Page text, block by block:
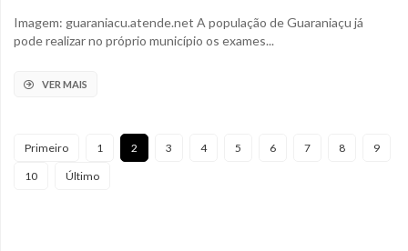
Imagem: guaraniacu.atende.net A população de Guaraniaçu já
pode realizar no próprio município os exames...
VER MAIS
Primeiro 1 2 3 4 5 6 7 8 9
10 Último